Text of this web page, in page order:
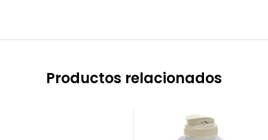
Productos relacionados